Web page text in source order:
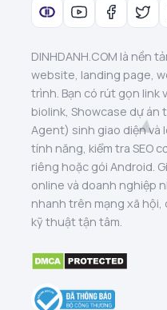
DINHDANH.COM là nền
website, landing page,
trình. Bạn có rút gọn link
biolink, Showcase dự án
Agent) sinh giao diện và
tính năng, kiểm tra SEO
riêng hoặc gói Android.
online và doanh nghiệp
nhanh trên mạng xã
kỹ thuật tận tâm.